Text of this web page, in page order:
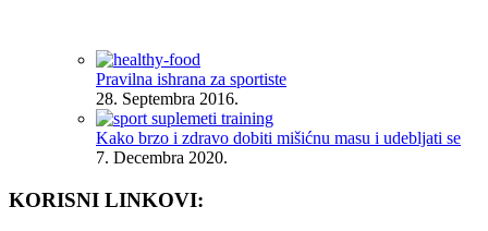
Pravilna ishrana za sportiste
28. Septembra 2016.
Kako brzo i zdravo dobiti mišićnu masu i udebljati se
7. Decembra 2020.
KORISNI LINKOVI: